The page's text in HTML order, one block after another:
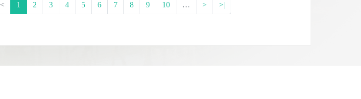
< 1 2 3 4 5 6 7 8 9 10 … > >|